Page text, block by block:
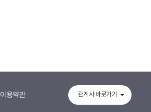
이용약관 관계사 바로가기